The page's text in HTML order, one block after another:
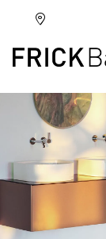
Direkt